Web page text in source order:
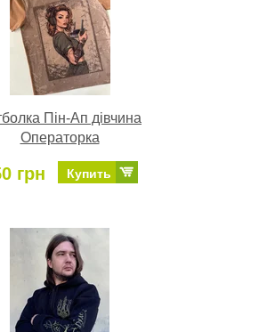
Пін-Ап дівчина
Операторка
грн Купить